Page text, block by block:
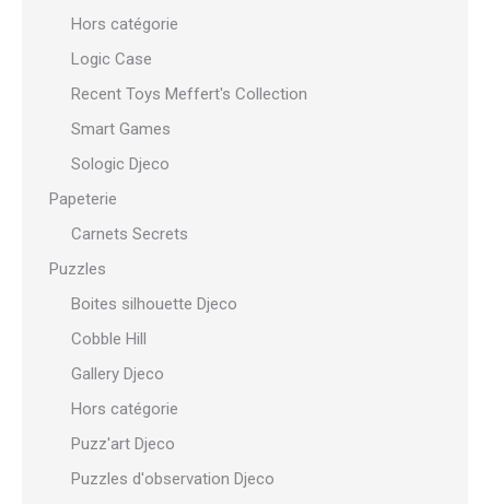
Hors catégorie
Logic Case
Recent Toys Meffert's Collection
Smart Games
Sologic Djeco
Papeterie
Carnets Secrets
Puzzles
Boites silhouette Djeco
Cobble Hill
Gallery Djeco
Hors catégorie
Puzz'art Djeco
Puzzles d'observation Djeco